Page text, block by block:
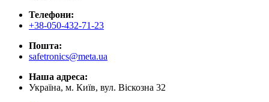
Телефони:
+38-050-432-71-23
Пошта:
safetronics@meta.ua
Наша адреса:
Україна, м. Київ, вул. Віскозна 32